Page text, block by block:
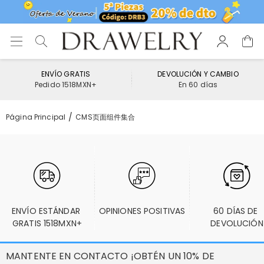
ENVÍO GRATIS
Pedido 1518MXN+
DEVOLUCIÓN Y CAMBIO
En 60 días
Página Principal CMS页面组件集合
ENVÍO ESTÁNDAR
GRATIS 1518MXN+
OPINIONES POSITIVAS
60 DÍAS DE
DEVOLUCIÓN
MANTENTE EN CONTACTO ¡OBTÉN UN 10% DE